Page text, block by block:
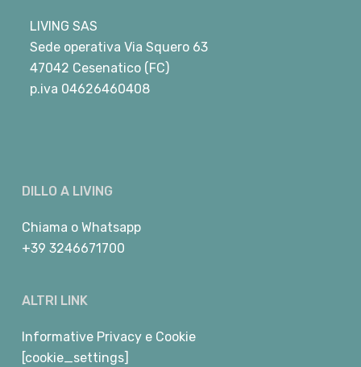
LIVING SAS
Sede operativa Via Squero 63
47042 Cesenatico (FC)
p.iva 04626460408
DILLO A LIVING
Chiama o Whatsapp
+39 3246671700
ALTRI LINK
Informative Privacy e Cookie
[cookie_settings]